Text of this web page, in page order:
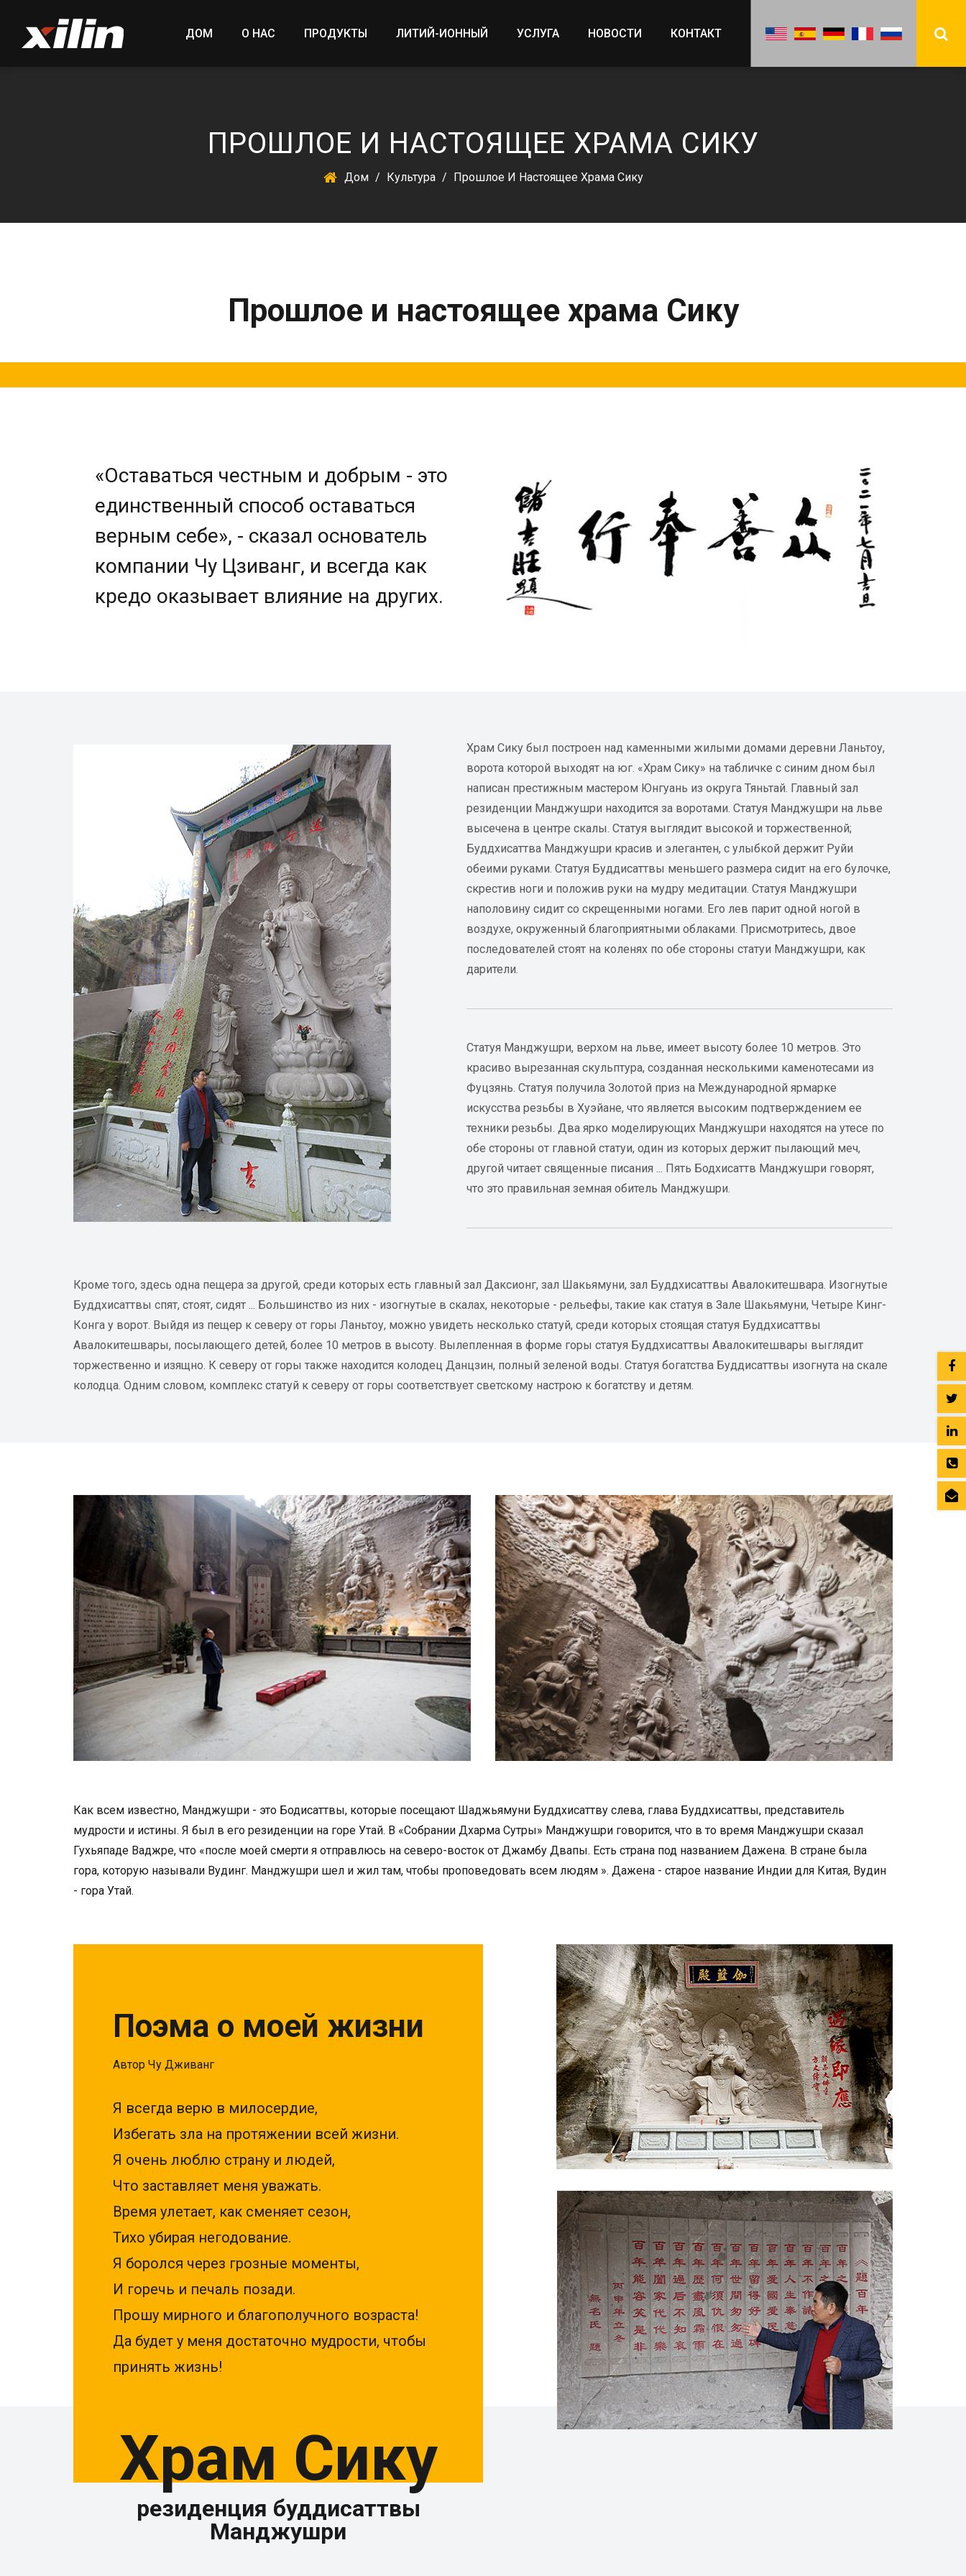
ДОМ О НАС ПРОДУКТЫ ЛИТИЙ-ИОННЫЙ УСЛУГА НОВОСТИ КОНТАКТ
ПРОШЛОЕ И НАСТОЯЩЕЕ ХРАМА СИКУ
Дом / Культура / Прошлое И Настоящее Храма Сику
Прошлое и настоящее храма Сику
«Оставаться честным и добрым - это
единственный способ оставаться
верным себе», - сказал основатель
компании Чу Цзиванг, и всегда как
кредо оказывает влияние на других.
Храм Сику был построен над каменными жилыми домами деревни Ланьтоу,
ворота которой выходят на юг. «Храм Сику» на табличке с синим дном был
написан престижным мастером Юнгуань из округа Тяньтай. Главный зал
резиденции Манджушри находится за воротами. Статуя Манджушри на льве
высечена в центре скалы. Статуя выглядит высокой и торжественной;
Буддхисаттва Манджушри красив и элегантен, с улыбкой держит Руйи
обеими руками. Статуя Буддисаттвы меньшего размера сидит на его булочке,
скрестив ноги и положив руки на мудру медитации. Статуя Манджушри
наполовину сидит со скрещенными ногами. Его лев парит одной ногой в
воздухе, окруженный благоприятными облаками. Присмотритесь, двое
последователей стоят на коленях по обе стороны статуи Манджушри, как
дарители.
Статуя Манджушри, верхом на льве, имеет высоту более 10 метров. Это
красиво вырезанная скульптура, созданная несколькими каменотесами из
Фуцзянь. Статуя получила Золотой приз на Международной ярмарке
искусства резьбы в Хуэйане, что является высоким подтверждением ее
техники резьбы. Два ярко моделирующих Манджушри находятся на утесе по
обе стороны от главной статуи, один из которых держит пылающий меч,
другой читает священные писания ... Пять Бодхисаттв Манджушри говорят,
что это правильная земная обитель Манджушри.
Кроме того, здесь одна пещера за другой, среди которых есть главный зал Даксионг, зал Шакьямуни, зал Буддхисаттвы Авалокитешвара. Изогнутые
Буддхисаттвы спят, стоят, сидят ... Большинство из них - изогнутые в скалах, некоторые - рельефы, такие как статуя в Зале Шакьямуни, Четыре Кинг-
Конга у ворот. Выйдя из пещер к северу от горы Ланьтоу, можно увидеть несколько статуй, среди которых стоящая статуя Буддхисаттвы
Авалокитешвары, посылающего детей, более 10 метров в высоту. Вылепленная в форме горы статуя Буддхисаттвы Авалокитешвары выглядит
торжественно и изящно. К северу от горы также находится колодец Данцзин, полный зеленой воды. Статуя богатства Буддисаттвы изогнута на скале
колодца. Одним словом, комплекс статуй к северу от горы соответствует светскому настрою к богатству и детям.
Как всем известно, Манджушри - это Бодисаттвы, которые посещают Шаджьямуни Буддхисаттву слева, глава Буддхисаттвы, представитель
мудрости и истины. Я был в его резиденции на горе Утай. В «Собрании Дхарма Сутры» Манджушри говорится, что в то время Манджушри сказал
Гухьяпаде Ваджре, что «после моей смерти я отправлюсь на северо-восток от Джамбу Двапы. Есть страна под названием Дажена. В стране была
гора, которую называли Вудинг. Манджушри шел и жил там, чтобы проповедовать всем людям ». Дажена - старое название Индии для Китая, Вудин
- гора Утай.
Поэма о моей жизни
Автор Чу Дживанг
Я всегда верю в милосердие,
Избегать зла на протяжении всей жизни.
Я очень люблю страну и людей,
Что заставляет меня уважать.
Время улетает, как сменяет сезон,
Тихо убирая негодование.
Я боролся через грозные моменты,
И горечь и печаль позади.
Прошу мирного и благополучного возраста!
Да будет у меня достаточно мудрости, чтобы
принять жизнь!
Храм Сику
резиденция буддисаттвы
Манджушри